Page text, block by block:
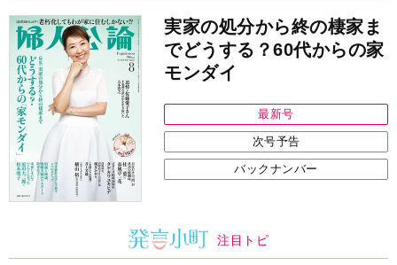
実家の処分から終の棲家ま
でどうする？60代からの家
モンダイ
最新号
次号予告
バックナンバー
注目トピ